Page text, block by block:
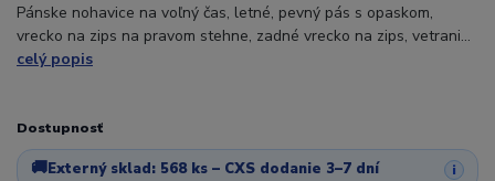
Pánske nohavice na voľný čas, letné, pevný pás s opaskom,
vrecko na zips na pravom stehne, zadné vrecko na zips, vetrani...
celý popis
Dostupnosť
🚚Externý sklad: 568 ks – CXS dodanie 3–7 dní i